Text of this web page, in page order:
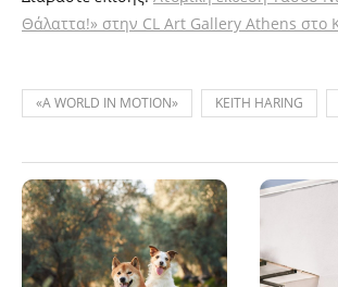
Θάλαττα!» στην CL Art Gallery Athens στο
«A WORLD IN MOTION» KEITH HARING